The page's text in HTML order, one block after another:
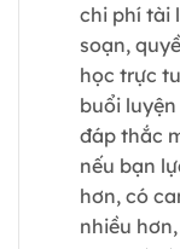
chi phí tài
soạn,
học trực
buổi
đáp thắc
nếu bạn
hơn, có
nhiều